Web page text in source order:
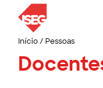
Início/ Pessoas